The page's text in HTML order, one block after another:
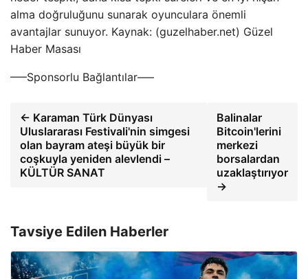
alma doğruluğunu sunarak oyunculara önemli
avantajlar sunuyor. Kaynak: (guzelhaber.net) Güzel
Haber Masası
—–Sponsorlu Bağlantılar—–
← Karaman Türk Dünyası
Uluslararası Festivali'nin simgesi
olan bayram ateşi büyük bir
coşkuyla yeniden alevlendi –
KÜLTÜR SANAT
Balinalar
Bitcoin'lerini
merkezi
borsalardan
uzaklaştırıyor
→
Tavsiye Edilen Haberler